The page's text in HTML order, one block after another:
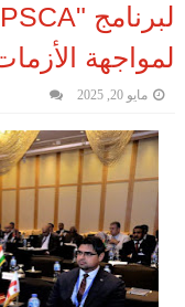
لمواجهة
مايو 20, 2025